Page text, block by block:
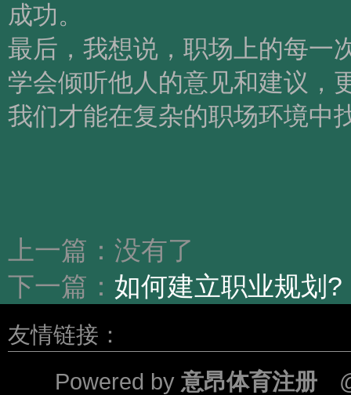
成功。
最后，我想说，职场上的每一
学会倾听他人的意见和建议，
我们才能在复杂的职场环境中
上一篇：没有了
下一篇： 如何建立职业规划?
友情链接：
Powered by 意昂体育注册